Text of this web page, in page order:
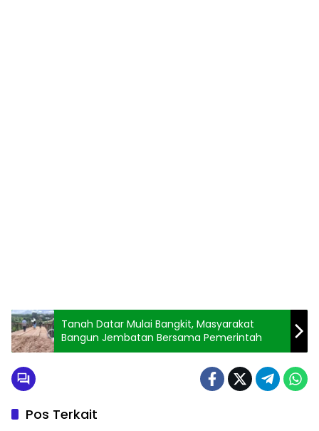
Tanah Datar Mulai Bangkit, Masyarakat
Bangun Jembatan Bersama Pemerintah
Pos Terkait